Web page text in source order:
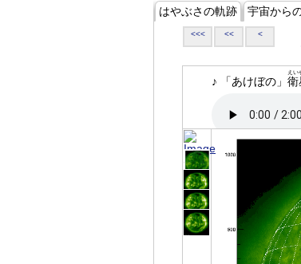
はやぶさの軌跡 宇宙から
<<< << <
♪ 「あけぼの」 衛
えい